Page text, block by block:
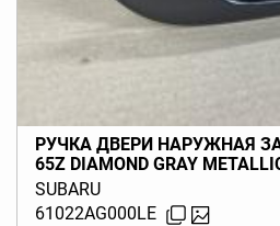
РУЧКА ДВЕРИ НАРУЖНАЯ
65Z DIAMOND GRAY
LEGACY BL BP (B13) 2003-2009
SUBARU
61022AG000LE